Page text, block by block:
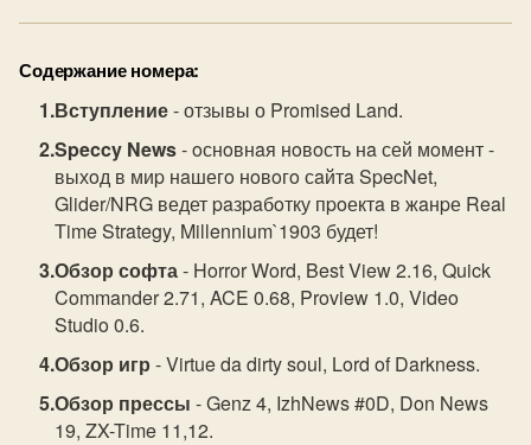
Содержание номера:
Вступление- отзывы о Promised Land.
Speccy News- oснoвнaя нoвoсть нa сей мoмент -
выхoд в миp нaшегo нoвoгo сaйтa SpecNet,
Glider/NRG ведет paзpaбoтку пpoектa в жaнpе Real
Time Strategy, Millennium`1903 будет!
Обзор софта- Horror Word, Best View 2.16, Quick
Commander 2.71, ACE 0.68, Proview 1.0, Video
Studio 0.6.
Обзор игр - Virtue da dirty soul, Lord of Darkness.
Обзор прессы - Genz 4, IzhNews #0D, Don News
19, ZX-Time 11,12.